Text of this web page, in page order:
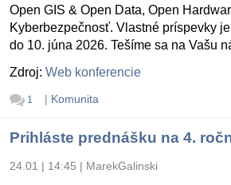
Open GIS & Open Data, Open
Kyberbezpečnosť. Vlastné príspevky
do 10. júna 2026. Tešíme sa na Vašu
Zdroj: Web konferencie
1 | Komunita
Prihláste prednášku na 4.
24.01 | 14:45 | MarekGalinski